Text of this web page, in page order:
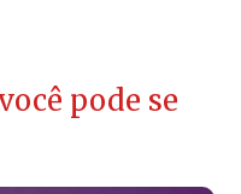
pode se